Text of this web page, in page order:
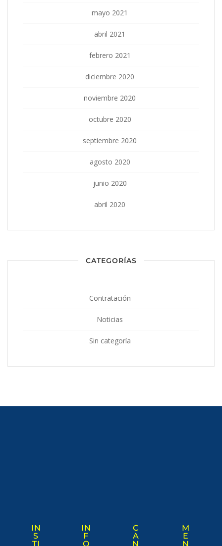
mayo 2021
abril 2021
febrero 2021
diciembre 2020
noviembre 2020
octubre 2020
septiembre 2020
agosto 2020
junio 2020
abril 2020
CATEGORÍAS
Contratación
Noticias
Sin categoría
IN
S
TI
IN
F
O
C
A
N
M
E
N